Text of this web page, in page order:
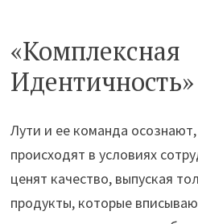
«Комплексная
Идентичность»
Лути и ее команда
происходят в условиях
ценят качество, выпуская
продукты, которые